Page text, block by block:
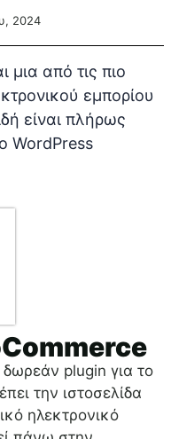
2024
δωρεάν plugin για το
την ιστοσελίδα
ηλεκτρονικό